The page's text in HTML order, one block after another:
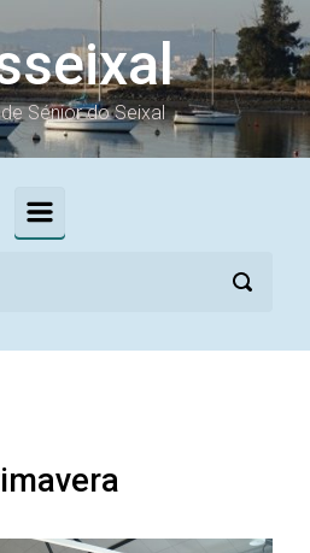
Sénior do Seixal